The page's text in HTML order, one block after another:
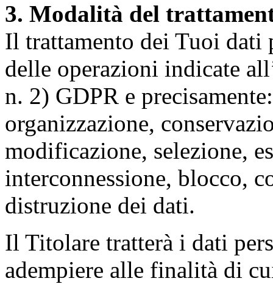
3. Modalità del
Il trattamento dei Tuoi dati
delle operazioni indicate
n. 2) GDPR e
organizzazione,
modificazione, selezione,
interconnessione, blocco,
distruzione dei dati.
Il Titolare tratterà i dati
adempiere alle finalità di